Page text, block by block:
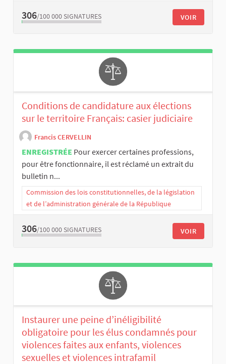
306/100 000 SIGNATURES VOIR
Conditions de candidature aux élections
sur le territoire Français: casier judiciaire
Francis CERVELLIN
ENREGISTRÉE Pour exercer certaines professions,
pour être fonctionnaire, il est réclamé un extrait du
bulletin n...
Commission des lois constitutionnelles, de la législation
et de l’administration générale de la République
306/100 000 SIGNATURES VOIR
Instaurer une peine d’inéligibilité
obligatoire pour les élus condamnés pour
violences faites aux enfants, violences
sexuelles et violences intrafamil